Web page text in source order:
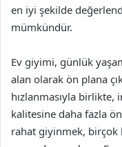
en iyi şekilde
mümkündür.
Ev giyimi, günlük
alan olarak ön plana
hızlanmasıyla birlikte,
kalitesine daha fazla
rahat giyinmek, birçok